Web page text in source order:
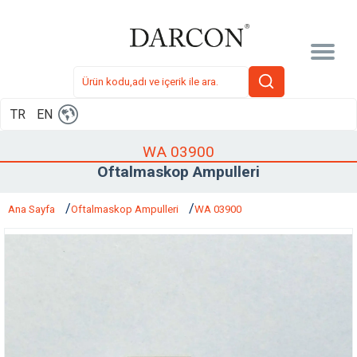
TR EN
WA 03900
Oftalmaskop Ampulleri
Ana Sayfa Oftalmaskop Ampulleri WA 03900